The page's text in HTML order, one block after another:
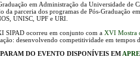
em Administração da Universidade
da parceria dos programas de Pós-Graduação
UNISC, UPF e URI.
SIPAD ocorreu em conjunto com aXVI Mostra
desenvolvendo competitividade em tempos
DO EVENTO DISPONÍVEIS EM